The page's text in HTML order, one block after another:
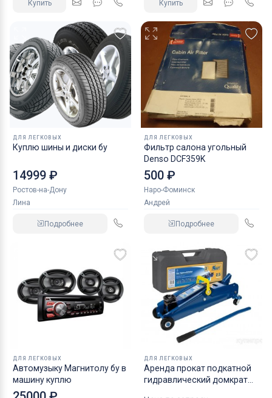
Купить Купить
ДЛЯ ЛЕГКОВЫХ
Куплю шины и диски бу
14999 ₽
Ростов-на-Дону
Лина
Подробнее
ДЛЯ ЛЕГКОВЫХ
Фильтр салона угольный
Denso DCF359K
500 ₽
Наро-Фоминск
Андрей
Подробнее
ДЛЯ ЛЕГКОВЫХ
Автомузыку Магнитолу бу в
машину куплю
ДЛЯ ЛЕГКОВЫХ
Аренда прокат подкатной
гидравлический домкрат